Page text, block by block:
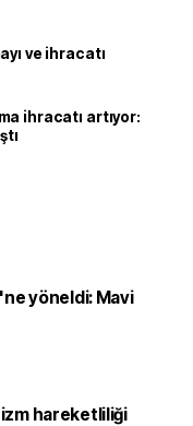
ve ihracatı
ihracatı artıyor:
yöneldi: Mavi
hareketliliği